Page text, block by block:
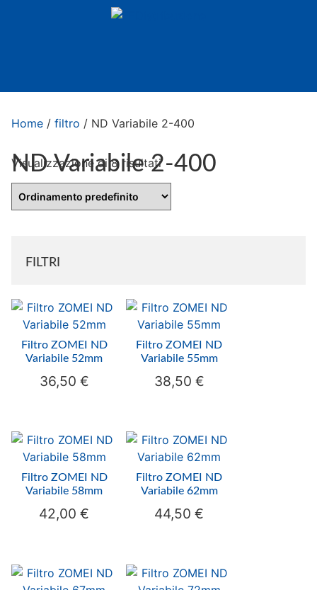
Home / filtro / ND Variabile 2-400
ND Variabile 2-400
Visualizzazione di 8 risultati
FILTRI
Filtro ZOMEI ND
Variabile 52mm
36,50 €
Filtro ZOMEI ND
Variabile 55mm
38,50 €
Filtro ZOMEI ND
Variabile 58mm
42,00€
Filtro ZOMEI ND
Variabile 62mm
44,50€